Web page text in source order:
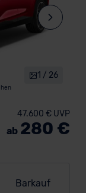
1 / 26
Barkauf
47.600 € UVP
ab 280 €